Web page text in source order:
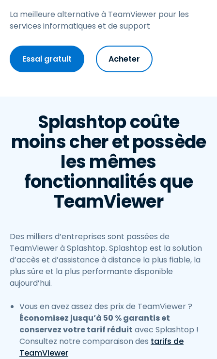
La meilleure alternative à TeamViewer pour les
services informatiques et de support
Essai gratuit Acheter
Splashtop coûte
moins cher et possède
les mêmes
fonctionnalités que
TeamViewer
Des milliers d’entreprises sont passées de
TeamViewer à Splashtop. Splashtop est la solution
d’accès et d’assistance à distance la plus fiable, la
plus sûre et la plus performante disponible
aujourd’hui.
Vous en avez assez des prix de TeamViewer ?
Économisez jusqu’à 50 % garantis et
conservez votre tarif réduit avec Splashtop !
Consultez notre comparaison des tarifs de
TeamViewer